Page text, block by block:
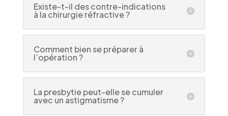
Existe-t-il des contre-indications
à la chirurgie réfractive ?
Comment bien se préparer à
l’opération ?
La presbytie peut-elle se cumuler
avec un astigmatisme ?